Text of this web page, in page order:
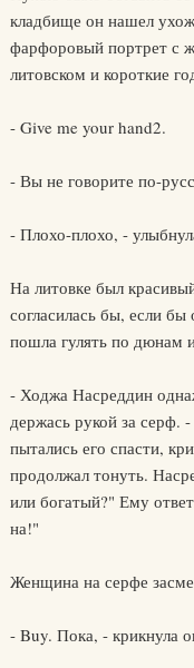
кладбище он нашел
фарфоровый портрет с
литовском и короткие
- Give me your hand2.
- Вы не говорите по-
- Плохо-плохо, -
На литовке был
согласилась бы, если
пошла гулять по дюнам
- Ходжа Насреддин
держась рукой за серф.
пытались его спасти,
продолжал тонуть.
или богатый?" Ему
на!"
Женщина на серфе
- Buy. Пока, - крикнула